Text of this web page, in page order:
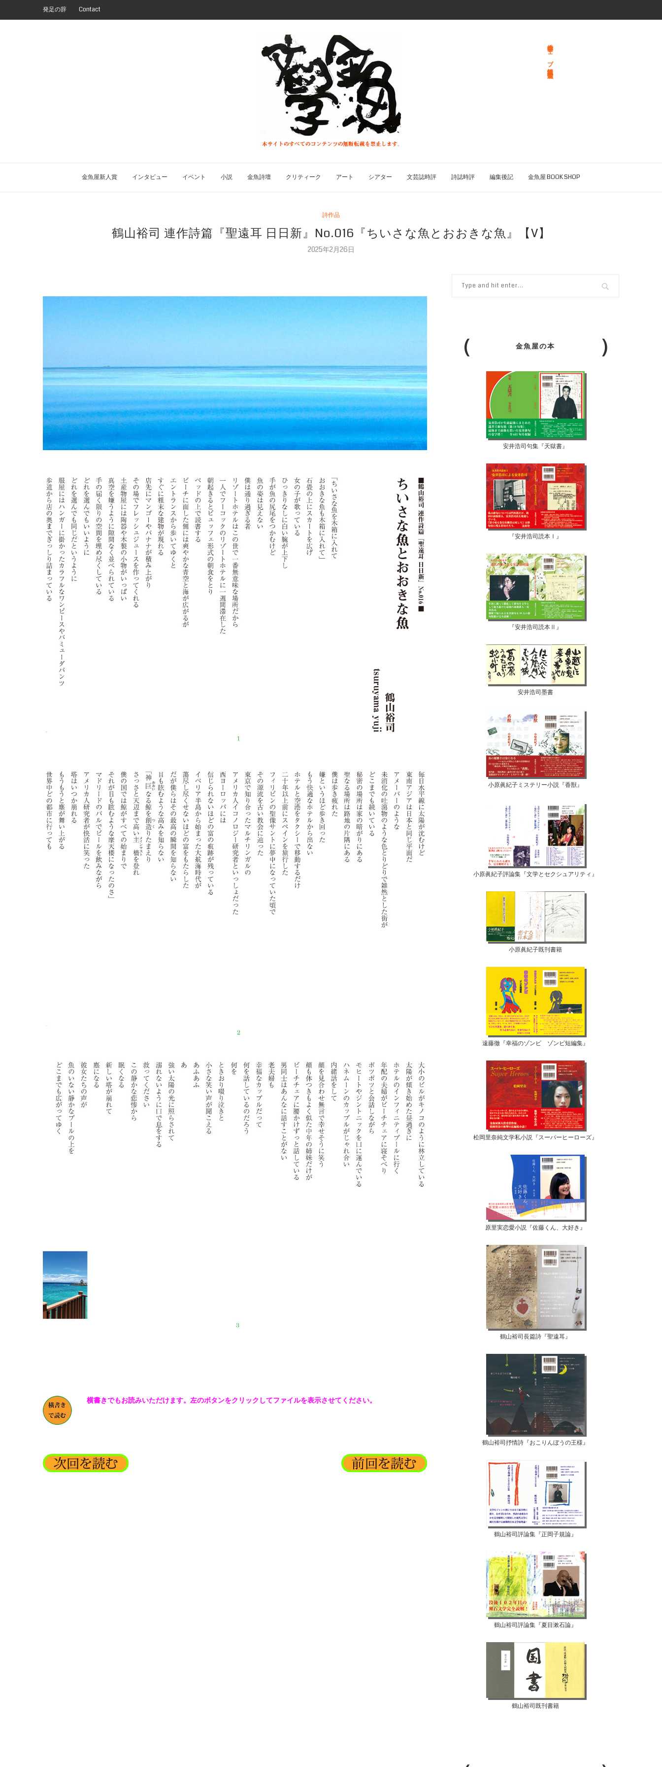
発足の辞 Contact
総合文学ウェブ情報誌 文学金魚
金魚屋新人賞 インタビュー イベント 小説 金魚詩壇 クリティーク アート シアター 文芸誌時評 詩誌時評 編集後記 金魚屋 BOOK SHOP
詩作品
鶴山裕司 連作詩篇『聖遠耳 日日新』No.016『ちいさな魚とおおきな魚』【V】
2025年2月26日
横書きでもお読みいただけます。左のボタンをクリックしてファイルを表示させてください。
金魚屋の本
安井浩司句集『天獄書』
『安井浩司読本Ⅰ』
『安井浩司読本Ⅱ』
安井浩司墨書
小原眞紀子ミステリー小説『香獣』
小原眞紀子評論集『文学とセクシュアリティ』
小原眞紀子既刊書籍
遠藤徹『幸福のゾンビ ゾンビ短編集』
松岡里奈純文学私小説『スーパーヒーローズ』
原里実恋愛小説『佐藤くん、大好き』
鶴山裕司長篇詩『聖遠耳』
鶴山裕司抒情詩『おこりんぼうの王様』
鶴山裕司評論集『正岡子規論』
鶴山裕司評論集『夏目漱石論』
鶴山裕司既刊書籍